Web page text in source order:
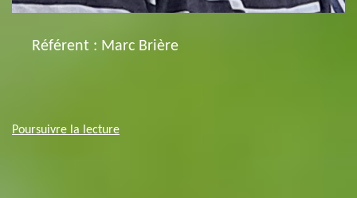
Référent : Marc Brière
Poursuivre la lecturePommes,